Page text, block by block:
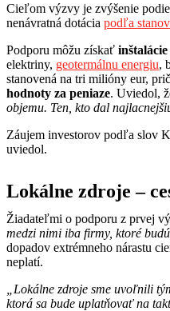
Cieľom výzvy je zvýšenie
nenávratná dotácia podľa
Podporu môžu získať
elektriny, geotermálnu energiu,
stanovená na tri milióny eur,
hodnoty za peniaze. Uviedol,
objemu. Ten, kto dal
Záujem investorov podľa slov
uviedol.
Lokálne zdroje –
Žiadateľmi o podporu z prvej
medzi nimi iba firmy, ktoré
dopadov extrémneho nárastu
neplatí.
„Lokálne zdroje sme uvoľnili
ktorá sa bude uplatňovať na